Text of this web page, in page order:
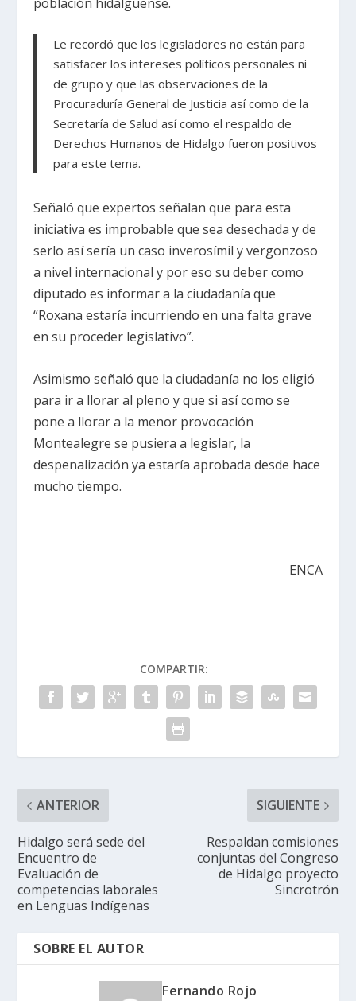
Le recordó que los legisladores no están para
satisfacer los intereses políticos personales ni
de grupo y que las observaciones de la
Procuraduría General de Justicia así como de la
Secretaría de Salud así como el respaldo de
Derechos Humanos de Hidalgo fueron positivos
para este tema.
Señaló que expertos señalan que para esta
iniciativa es improbable que sea desechada y de
serlo así sería un caso inverosímil y vergonzoso
a nivel internacional y por eso su deber como
diputado es informar a la ciudadanía que
“Roxana estaría incurriendo en una falta grave
en su proceder legislativo”.
Asimismo señaló que la ciudadanía no los eligió
para ir a llorar al pleno y que si así como se
pone a llorar a la menor provocación
Montealegre se pusiera a legislar, la
despenalización ya estaría aprobada desde hace
mucho tiempo.
ENCA
COMPARTIR:
ANTERIOR
Hidalgo será sede del
Encuentro de
Evaluación de
competencias laborales
en Lenguas Indígenas
SIGUIENTE
Respaldan comisiones
conjuntas del Congreso
de Hidalgo proyecto
Sincrotrón
SOBRE EL AUTOR
Fernando Rojo